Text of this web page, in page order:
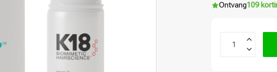
Ontvang109